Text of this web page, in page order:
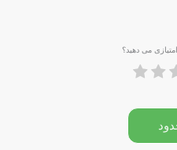
می دهید؟